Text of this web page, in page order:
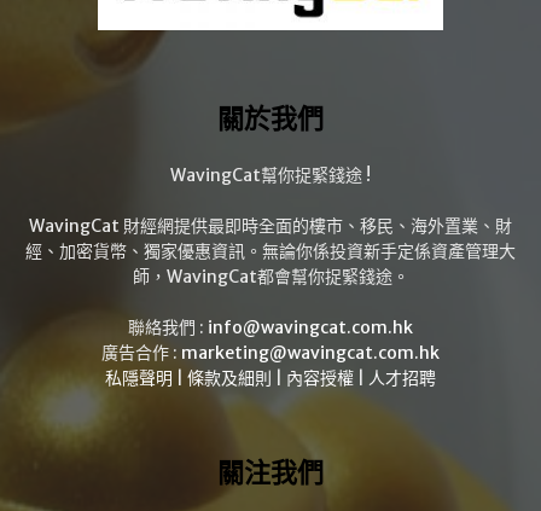
關於我們
WavingCat幫你捉緊錢途 !
WavingCat 財經網提供最即時全面的樓市、移民、海外置業、財
經、加密貨幣、獨家優惠資訊。無論你係投資新手定係資產管理大
師，WavingCat都會幫你捉緊錢途。
聯絡我們 : info@wavingcat.com.hk
廣告合作 : marketing@wavingcat.com.hk
私隱聲明
條款及細則 內容授權 人才招聘
關注我們